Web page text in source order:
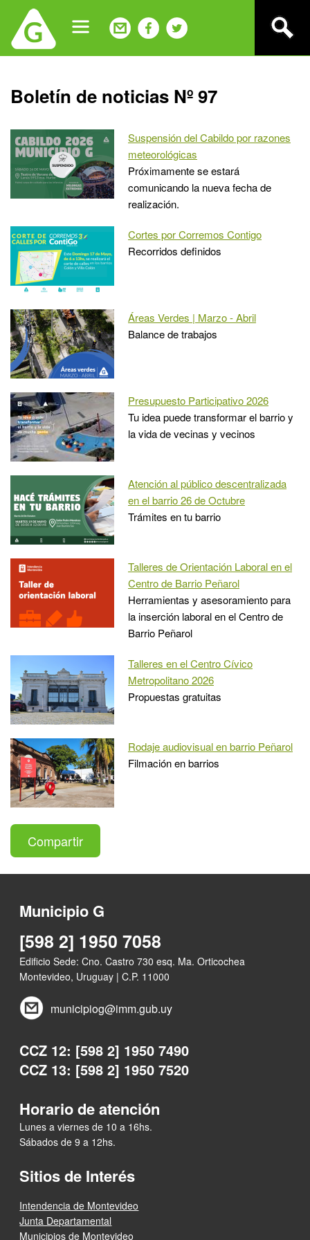
navigation
Back
to
Boletín de noticias Nº 97
Suspensión del Cabildo por razones
meteorológicas
Próximamente se estará
comunicando la nueva fecha de
realización.
Cortes por Corremos Contigo
Recorridos definidos
Áreas Verdes | Marzo - Abril
Balance de trabajos
Presupuesto Participativo 2026
Tu idea puede transformar el barrio y
la vida de vecinas y vecinos
Atención al público descentralizada
en el barrio 26 de Octubre
Trámites en tu barrio
Talleres de Orientación Laboral en el
Centro de Barrio Peñarol
Herramientas y asesoramiento para
la inserción laboral en el Centro de
Barrio Peñarol
Talleres en el Centro Cívico
Metropolitano 2026
Propuestas gratuitas
Rodaje audiovisual en barrio Peñarol
Filmación en barrios
Compartir
Municipio G
[598 2] 1950 7058
Edificio Sede: Cno. Castro 730 esq. Ma. Orticochea
Montevideo, Uruguay | C.P. 11000
municipiog@imm.gub.uy
CCZ 12: [598 2] 1950 7490
CCZ 13: [598 2] 1950 7520
Horario de atención
Lunes a viernes de 10 a 16hs.
Sábados de 9 a 12hs.
Sitios de Interés
Intendencia de Montevideo
Junta Departamental
Municipios de Montevideo